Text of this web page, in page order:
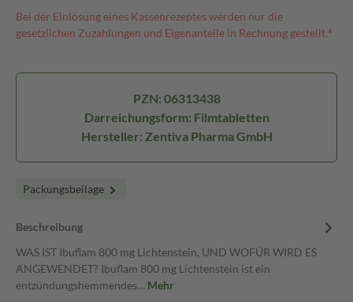
Bei der Einlösung eines Kassenrezeptes werden nur die
gesetzlichen Zuzahlungen und Eigenanteile in Rechnung gestellt.⁴
PZN: 06313438
Darreichungsform: Filmtabletten
Hersteller: Zentiva Pharma GmbH
Packungsbeilage
Beschreibung
WAS IST Ibuflam 800 mg Lichtenstein, UND WOFÜR WIRD ES
ANGEWENDET? Ibuflam 800 mg Lichtenstein ist ein
entzündungshemmendes… Mehr